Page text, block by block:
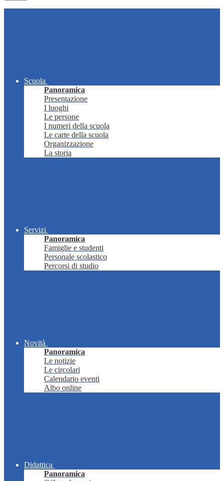
Scuola
Panoramica
Presentazione
I luoghi
Le persone
I numeri della scuola
Le carte della scuola
Organizzazione
La storia
Servizi
Panoramica
Famiglie e studenti
Personale scolastico
Percorsi di studio
Novità
Panoramica
Le notizie
Le circolari
Calendario eventi
Albo online
Didattica
Panoramica